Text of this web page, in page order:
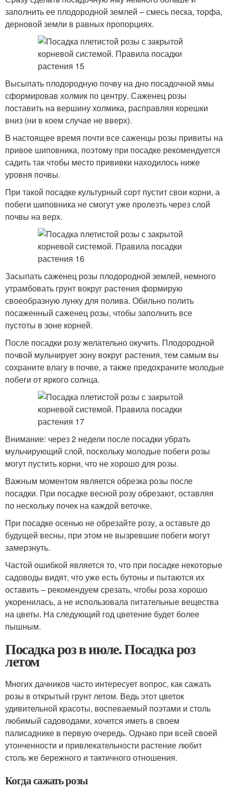
заполнить ее плодородной землей – смесь песка, торфа,
дерновой земли в равных пропорциях.
Высыпать плодородную почву на дно посадочной ямы
сформировав холмик по центру. Саженец розы
поставить на вершину холмика, расправляя корешки
вниз (ни в коем случае не вверх).
В настоящее время почти все саженцы розы привиты на
привое шиповника, поэтому при посадке рекомендуется
садить так чтобы место прививки находилось ниже
уровня почвы.
При такой посадке культурный сорт пустит свои корни, а
побеги шиповника не смогут уже пролезть через слой
почвы на верх.
Засыпать саженец розы плодородной землей, немного
утрамбовать грунт вокруг растения формирую
своеобразную лунку для полива. Обильно полить
посаженный саженец розы, чтобы заполнить все
пустоты в зоне корней.
После посадки розу желательно окучить. Плодородной
почвой мульчирует зону вокруг растения, тем самым вы
сохраните влагу в почве, а также предохраните молодые
побеги от яркого солнца.
Внимание: через 2 недели после посадки убрать
мульчирующий слой, поскольку молодые побеги розы
могут пустить корни, что не хорошо для розы.
Важным моментом является обрезка розы после
посадки. При посадке весной розу обрезают, оставляя
по нескольку почек на каждой веточке.
При посадке осенью не обрезайте розу, а оставьте до
будущей весны, при этом не вызревшие побеги могут
замерзнуть.
Частой ошибкой является то, что при посадке некоторые
садоводы видят, что уже есть бутоны и пытаются их
оставить – рекомендуем срезать, чтобы роза хорошо
укоренилась, а не использовала питательные вещества
на цветы. На следующий год цветение будет более
пышным.
Посадка роз в июле. Посадка роз
летом
Многих дачников часто интересует вопрос, как сажать
розы в открытый грунт летом. Ведь этот цветок
удивительной красоты, воспеваемый поэтами и столь
любимый садоводами, хочется иметь в своем
палисаднике в первую очередь. Однако при всей своей
утонченности и привлекательности растение любит
столь же бережного и тактичного отношения.
Когда сажать розы